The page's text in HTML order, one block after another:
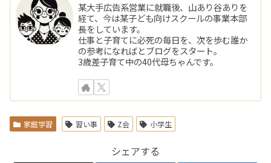
某大手広告系営業に就職後、山あり谷ありを
経て、今は某子ども向けスクールの事業本部
長をしています。
仕事と子育てに必死の毎日を、次を歩む誰か
の参考になればとブログをスタート。
3歳差子育て中の40代母ちゃんです。
家庭学習 習い事 Z会 小学生
シェアする